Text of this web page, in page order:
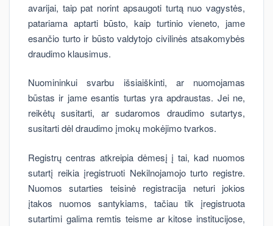
avarijai, taip pat norint apsaugoti turtą nuo vagystės,
patariama aptarti būsto, kaip turtinio vieneto, jame
esančio turto ir būsto valdytojo civilinės atsakomybės
draudimo klausimus.
Nuomininkui svarbu išsiaiškinti, ar nuomojamas
būstas ir jame esantis turtas yra apdraustas. Jei ne,
reikėtų susitarti, ar sudaromos draudimo sutartys,
susitarti dėl draudimo įmokų mokėjimo tvarkos.
Registrų centras atkreipia dėmesį į tai, kad nuomos
sutartį reikia įregistruoti Nekilnojamojo turto registre.
Nuomos sutarties teisinė registracija neturi jokios
įtakos nuomos santykiams, tačiau tik įregistruota
sutartimi galima remtis teisme ar kitose institucijose,